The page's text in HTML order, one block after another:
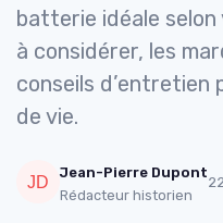
batterie idéale
à considérer, les
conseils d’entretien
de vie.
Jean-Pierre Dupont
Rédacteur historien